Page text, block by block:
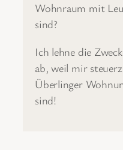
Wohnraum mit
sind?
Ich lehne die
ab, weil mir
Überlinger
sind!